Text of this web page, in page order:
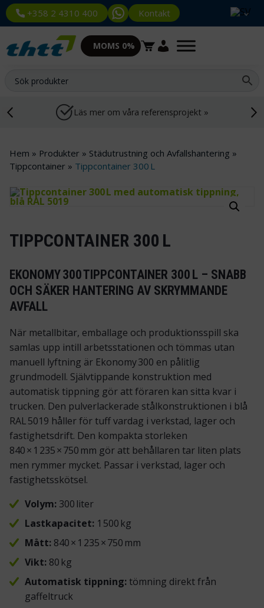
+358 2 4310 400 Kontakt
MOMS 0%
Läs mer om våra referensprojekt »
Hem » Produkter » Städutrustning och Avfallshantering »
Tippcontainer » Tippcontainer 300 L
TIPPCONTAINER 300 L
EKONOMY 300 TIPPCONTAINER 300 L – SNABB
OCH SÄKER HANTERING AV SKRYMMANDE
AVFALL
När metallbitar, emballage och produktionsspill ska
samlas upp intill arbetsstationen och tömmas utan
manuell lyftning är Ekonomy 300 en pålitlig
grundmodell. Självtippande konstruktion med
automatisk tippning gör att föraren kan sitta kvar i
trucken. Den pulverlackerade stålkonstruktionen i blå
RAL 5019 håller för tuff vardag i verkstad, lager och
fastighetsdrift. Den kompakta storleken
840 × 1 235 × 750 mm gör att behållaren tar liten plats
men rymmer mycket. Passar i verkstad, lager och
fastighetsskötsel.
Volym:300 liter
Lastkapacitet:1 500 kg
Mått:840 × 1 235 × 750 mm
Vikt:80 kg
Automatisk tippning:tömning direkt från
gaffeltruck